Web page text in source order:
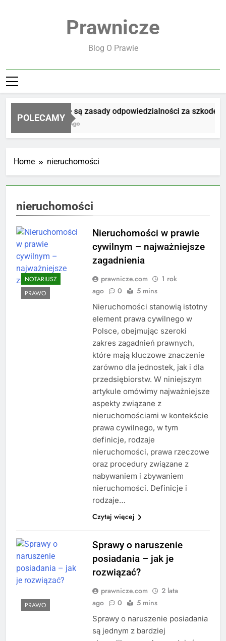
Prawnicze
Blog O Prawie
POLECAMY
Jakie są zasady odpowiedzialności za szkodę
2 Dni Ago
Home nieruchomości
nieruchomości
NOTARIUSZ
PRAWO
Nieruchomości w prawie
cywilnym – najważniejsze
zagadnienia
prawnicze.com
1 rok
ago
0 5 mins
Nieruchomości stanowią istotny
element prawa cywilnego w
Polsce, obejmując szeroki
zakres zagadnień prawnych,
które mają kluczowe znaczenie
zarówno dla jednostek, jak i dla
przedsiębiorstw. W niniejszym
artykule omówimy najważniejsze
aspekty związane z
nieruchomościami w kontekście
prawa cywilnego, w tym
definicje, rodzaje
nieruchomości, prawa rzeczowe
oraz procedury związane z
nabywaniem i zbywaniem
nieruchomości. Definicje i
rodzaje…
Czytaj więcej
PRAWO
Sprawy o naruszenie
posiadania – jak je
rozwiązać?
prawnicze.com
2 lata
ago
0 5 mins
Sprawy o naruszenie posiadania
są jednym z bardziej